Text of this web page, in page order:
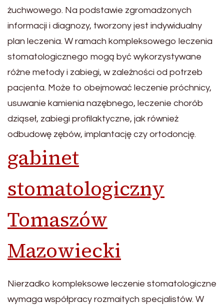
żuchwowego. Na podstawie zgromadzonych
informacji i diagnozy, tworzony jest indywidualny
plan leczenia. W ramach kompleksowego leczenia
stomatologicznego mogą być wykorzystywane
różne metody i zabiegi, w zależności od potrzeb
pacjenta. Może to obejmować leczenie próchnicy,
usuwanie kamienia nazębnego, leczenie chorób
dziąseł, zabiegi profilaktyczne, jak również
odbudowę zębów, implantację czy ortodoncję.
gabinet
stomatologiczny
Tomaszów
Mazowiecki
Nierzadko kompleksowe leczenie stomatologiczne
wymaga współpracy rozmaitych specjalistów. W